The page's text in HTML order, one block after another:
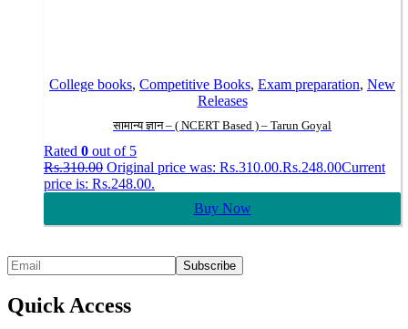
College books, Competitive Books, Exam preparation, New
Releases
सामान्य ज्ञान – ( NCERT Based ) – Tarun Goyal
Rated 0 out of 5
Rs.310.00 Original price was: Rs.310.00.Rs.248.00Current
price is: Rs.248.00.
Buy Now
Quick Access